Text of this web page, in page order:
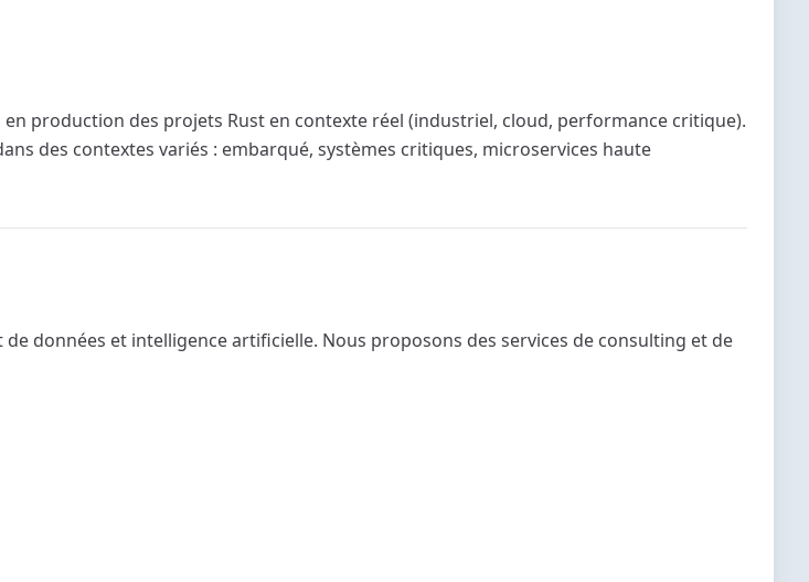
production des projets Rust en contexte réel (industriel, cloud, performance critique).
des contextes variés : embarqué, systèmes critiques, microservices haute
données et intelligence artificielle. Nous proposons des services de consulting et de